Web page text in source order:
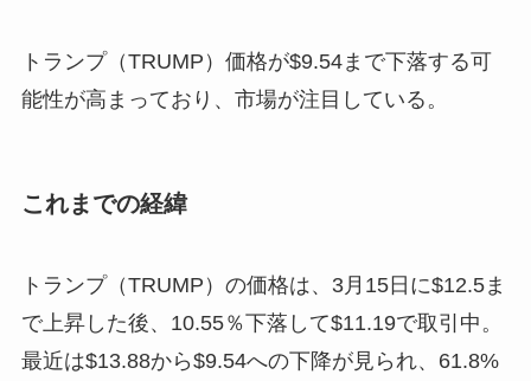
トランプ（TRUMP）価格が$9.54まで下落する可
能性が高まっており、市場が注目している。
これまでの経緯
トランプ（TRUMP）の価格は、3月15日に$12.5ま
で上昇した後、10.55％下落して$11.19で取引中。
最近は$13.88から$9.54への下降が見られ、61.8%